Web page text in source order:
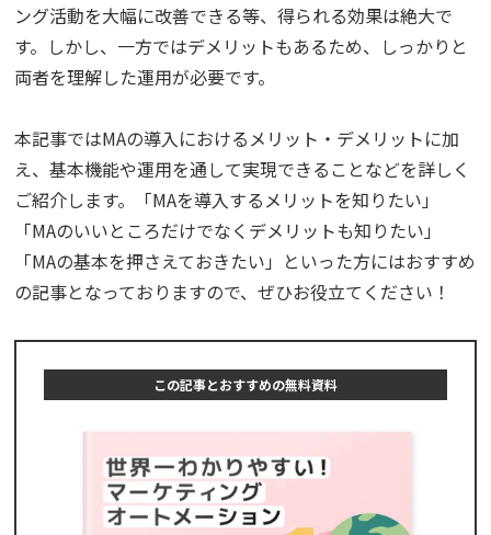
ング活動を大幅に改善できる等、得られる効果は絶大で
す。しかし、一方ではデメリットもあるため、しっかりと
両者を理解した運用が必要です。
本記事ではMAの導入におけるメリット・デメリットに加
え、基本機能や運用を通して実現できることなどを詳しく
ご紹介します。「MAを導入するメリットを知りたい」
「MAのいいところだけでなくデメリットも知りたい」
「MAの基本を押さえておきたい」といった方にはおすすめ
の記事となっておりますので、ぜひお役立てください！
この記事とおすすめの無料資料